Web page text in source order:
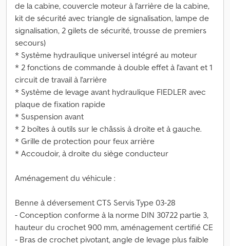
de la cabine, couvercle moteur à l'arrière de la cabine,
kit de sécurité avec triangle de signalisation, lampe de
signalisation, 2 gilets de sécurité, trousse de premiers
secours)
* Système hydraulique universel intégré au moteur
* 2 fonctions de commande à double effet à l'avant et 1
circuit de travail à l'arrière
* Système de levage avant hydraulique FIEDLER avec
plaque de fixation rapide
* Suspension avant
* 2 boîtes à outils sur le châssis à droite et à gauche.
* Grille de protection pour feux arrière
* Accoudoir, à droite du siège conducteur
Aménagement du véhicule :
Benne à déversement CTS Servis Type 03-28
- Conception conforme à la norme DIN 30722 partie 3,
hauteur du crochet 900 mm, aménagement certifié CE
- Bras de crochet pivotant, angle de levage plus faible